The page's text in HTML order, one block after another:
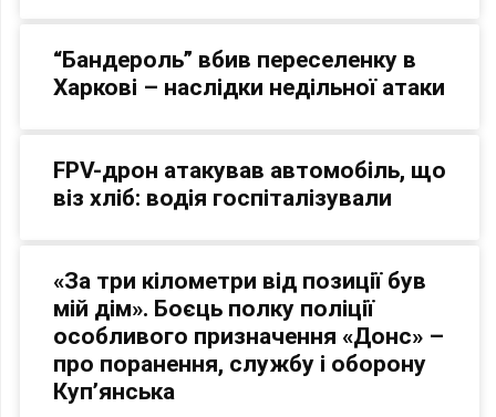
“Бандероль” вбив переселенку в
Харкові – наслідки недільної атаки
FPV-дрон атакував автомобіль, що
віз хліб: водія госпіталізували
«За три кілометри від позиції був
мій дім». Боєць полку поліції
особливого призначення «Донс» –
про поранення, службу і оборону
Куп’янська